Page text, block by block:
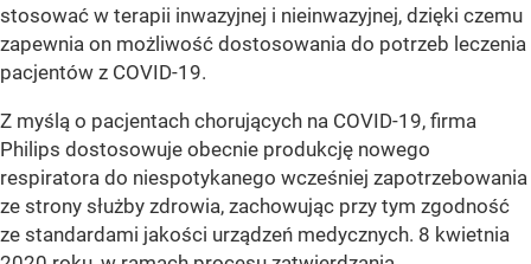
stosować w terapii inwazyjnej i nieinwazyjnej, dzięki czemu
zapewnia on możliwość dostosowania do potrzeb leczenia
pacjentów z COVID-19.
Z myślą o pacjentach chorujących na COVID-19, firma
Philips dostosowuje obecnie produkcję nowego
respiratora do niespotykanego wcześniej zapotrzebowania
ze strony służby zdrowia, zachowując przy tym zgodność
ze standardami jakości urządzeń medycznych. 8 kwietnia